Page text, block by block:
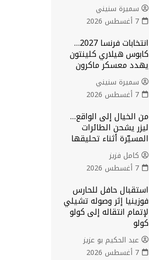
سميرة سنيني
7 أغسطس 2026
انتخابات فرنسا 2027…
كابوس هيلاري كلينتون
يهدد معسكر ماكرون
سميرة سنيني
7 أغسطس 2026
من الخيال إلى الواقع…
ليزر يشحن الطائرات
المسيّرة أثناء تحليقها
كامل فزيز
7 أغسطس 2026
استقبال حافل للحارس
فوزينيا إثر وصوله تشيلي
لإتمام انتقاله إلى كولو
كولو
عبد الحكيم بو عزيز
7 أغسطس 2026